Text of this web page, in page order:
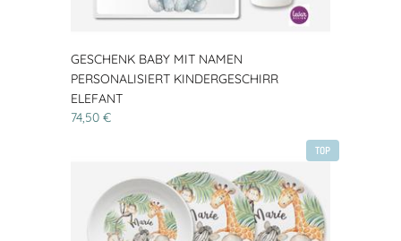
GESCHENK BABY MIT NAMEN
PERSONALISIERT KINDERGESCHIRR
ELEFANT
74,50 €
TOP